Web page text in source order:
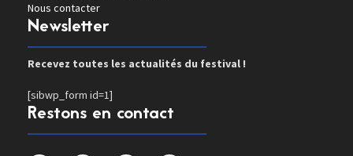
Nous contacter
Newsletter
Recevez toutes les actualités du festival !
[sibwp_form id=1]
Restons en contact